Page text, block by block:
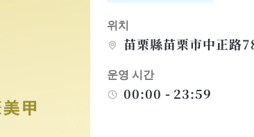
위치
苗栗縣苗栗市中正路
운영 시간
00:00 - 23:59